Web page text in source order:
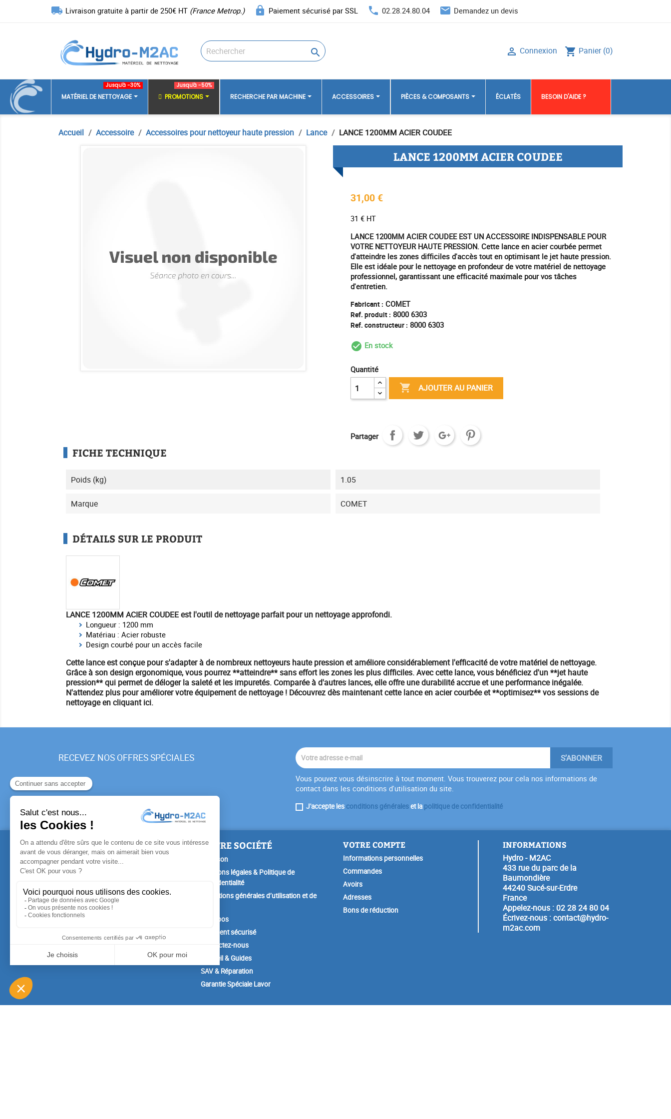
local_shipping Livraison gratuite à partir de 250€ HT (France Metrop.) lock Paiement sécurisé par SSL phone 02.28.24.80.04 email Demandez un devis
 shopping_cart Panier (0)
 Connexion
MATÉRIEL DE NETTOYAGE
Jusqu'à -30%
PROMOTIONS
Jusqu'à -50%
RECHERCHE PAR MACHINE ACCESSOIRES PIÈCES & COMPOSANTS ÉCLATÉS BESOIN D'AIDE ?
Accueil Accessoire Accessoires pour nettoyeur haute pression Lance LANCE 1200MM ACIER COUDEE
LANCE 1200MM ACIER COUDEE
31,00 €
31 € HT
LANCE 1200MM ACIER COUDEE EST UN ACCESSOIRE INDISPENSABLE POUR
VOTRE NETTOYEUR HAUTE PRESSION. Cette lance en acier courbée permet
d'atteindre les zones difficiles d'accès tout en optimisant le jet haute pression.
Elle est idéale pour le nettoyage en profondeur de votre matériel de nettoyage
professionnel, garantissant une efficacité maximale pour vos tâches
d'entretien.
Fabricant : COMET
Ref. produit : 8000 6303
Ref. constructeur : 8000 6303
check_circle_outline
En stock
Quantité
 AJOUTER AU PANIER
Partager
FICHE TECHNIQUE
Poids (kg) 1.05
Marque COMET
DÉTAILS SUR LE PRODUIT
LANCE 1200MM ACIER COUDEEest l'outil de nettoyage parfait pour un nettoyage approfondi.
Longueur : 1200 mm
Matériau : Acier robuste
Design courbé pour un accès facile
Cette lance est conçue pour s'adapter à de nombreux nettoyeurs haute pression et améliore considérablement l'efficacité de votrematériel de nettoyage.
Grâce à son design ergonomique, vous pourrez **atteindre** sans effort les zones les plus difficiles. Avec cette lance, vous bénéficiez d'un **jet haute
pression** qui permet de déloger la saleté et les impuretés. Comparée à d'autres lances, elle offre une durabilité accrue et une performance inégalée.
N'attendez plus pour améliorer votre équipement de nettoyage ! Découvrez dès maintenant cette lance en acier courbée et **optimisez** vos sessions de
nettoyage en cliquant ici.
RECEVEZ NOS OFFRES SPÉCIALES
Vous pouvez vous désinscrire à tout moment. Vous trouverez pour cela nos informations de
contact dans les conditions d'utilisation du site.
J'accepte les conditions généraleset lapolitique de confidentialité
PRODUITS
Promotions
Nouveaux produits
NOTRE SOCIÉTÉ
Livraison
Mentions légales & Politique de
Confidentialité
Conditions générales d’utilisation et de
A propos
Paiement sécurisé
Contactez-nous
Conseil & Guides
SAV & Réparation
Garantie Spéciale Lavor
VOTRE COMPTE
Informations personnelles
Commandes
Avoirs
Adresses
Bons de réduction
INFORMATIONS
Hydro - M2AC
433 rue du parc de la
Baumondière
44240 Sucé-sur-Erdre
France
Appelez-nous : 02 28 24 80 04
Écrivez-nous :contact@hydro-
m2ac.com